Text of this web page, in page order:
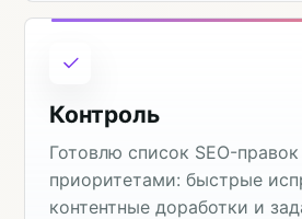
Контроль
Готовлю список SEO-правок
приоритетами: быстрые
контентные доработки и